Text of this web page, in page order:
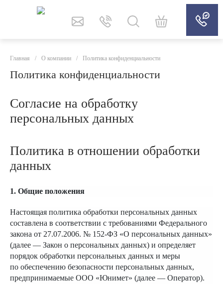
Главная / О компании / Политика конфиденциальности
Политика конфиденциальности
Согласие на обработку
персональных данных
Политика в отношении обработки
данных
1. Общие положения
Настоящая политика обработки персональных данных
составлена в соответствии с требованиями Федерального
закона от 27.07.2006. № 152-ФЗ «О персональных данных»
(далее — Закон о персональных данных) и определяет
порядок обработки персональных данных и меры
по обеспечению безопасности персональных данных,
предпринимаемые ООО «Юнимет» (далее — Оператор).